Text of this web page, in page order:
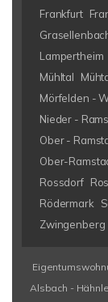
Frankfurt
Lampertheim
Mühltal
Mörfelden -
Nieder -
Ober -
Ober-
Rossdorf
Rödermark
Zwingenberg
Alsbach -